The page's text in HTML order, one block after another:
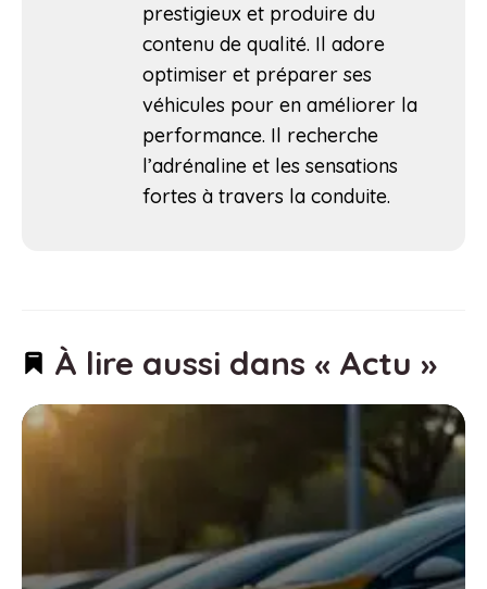
prestigieux et produire du
contenu de qualité. Il adore
optimiser et préparer ses
véhicules pour en améliorer la
performance. Il recherche
l’adrénaline et les sensations
fortes à travers la conduite.
À lire aussi dans « Actu »